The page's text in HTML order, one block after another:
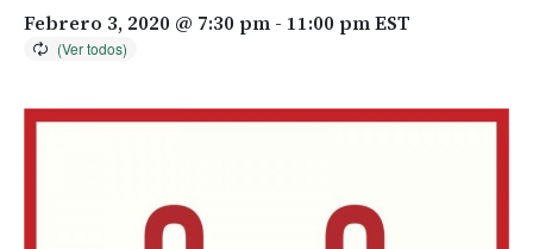
Febrero 3, 2020 @ 7:30 pm - 11:00 pmEST